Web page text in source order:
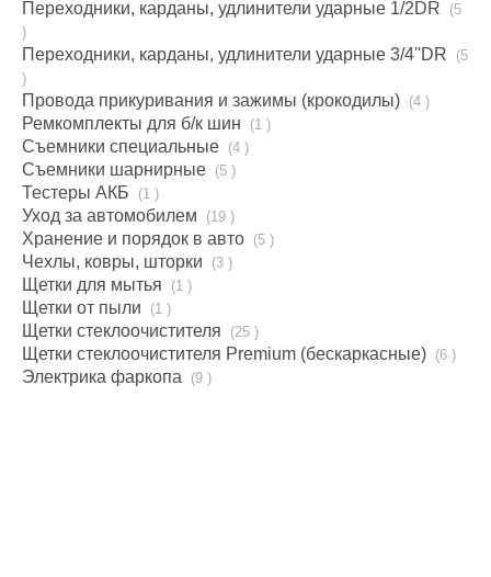
Переходники, карданы, удлинители ударные 1/2DR
(5
)
Переходники, карданы, удлинители ударные 3/4''DR
(5
)
Провода прикуривания и зажимы (крокодилы) (4 )
Ремкомплекты для б/к шин (1 )
Съемники специальные (4 )
Съемники шарнирные (5 )
Тестеры АКБ (1 )
Уход за автомобилем (19 )
Хранение и порядок в авто (5 )
Чехлы, ковры, шторки (3 )
Щетки для мытья (1 )
Щетки от пыли (1 )
Щетки стеклоочистителя (25 )
Щетки стеклоочистителя Premium (бескаркаcные) (6 )
Электрика фаркопа (9 )